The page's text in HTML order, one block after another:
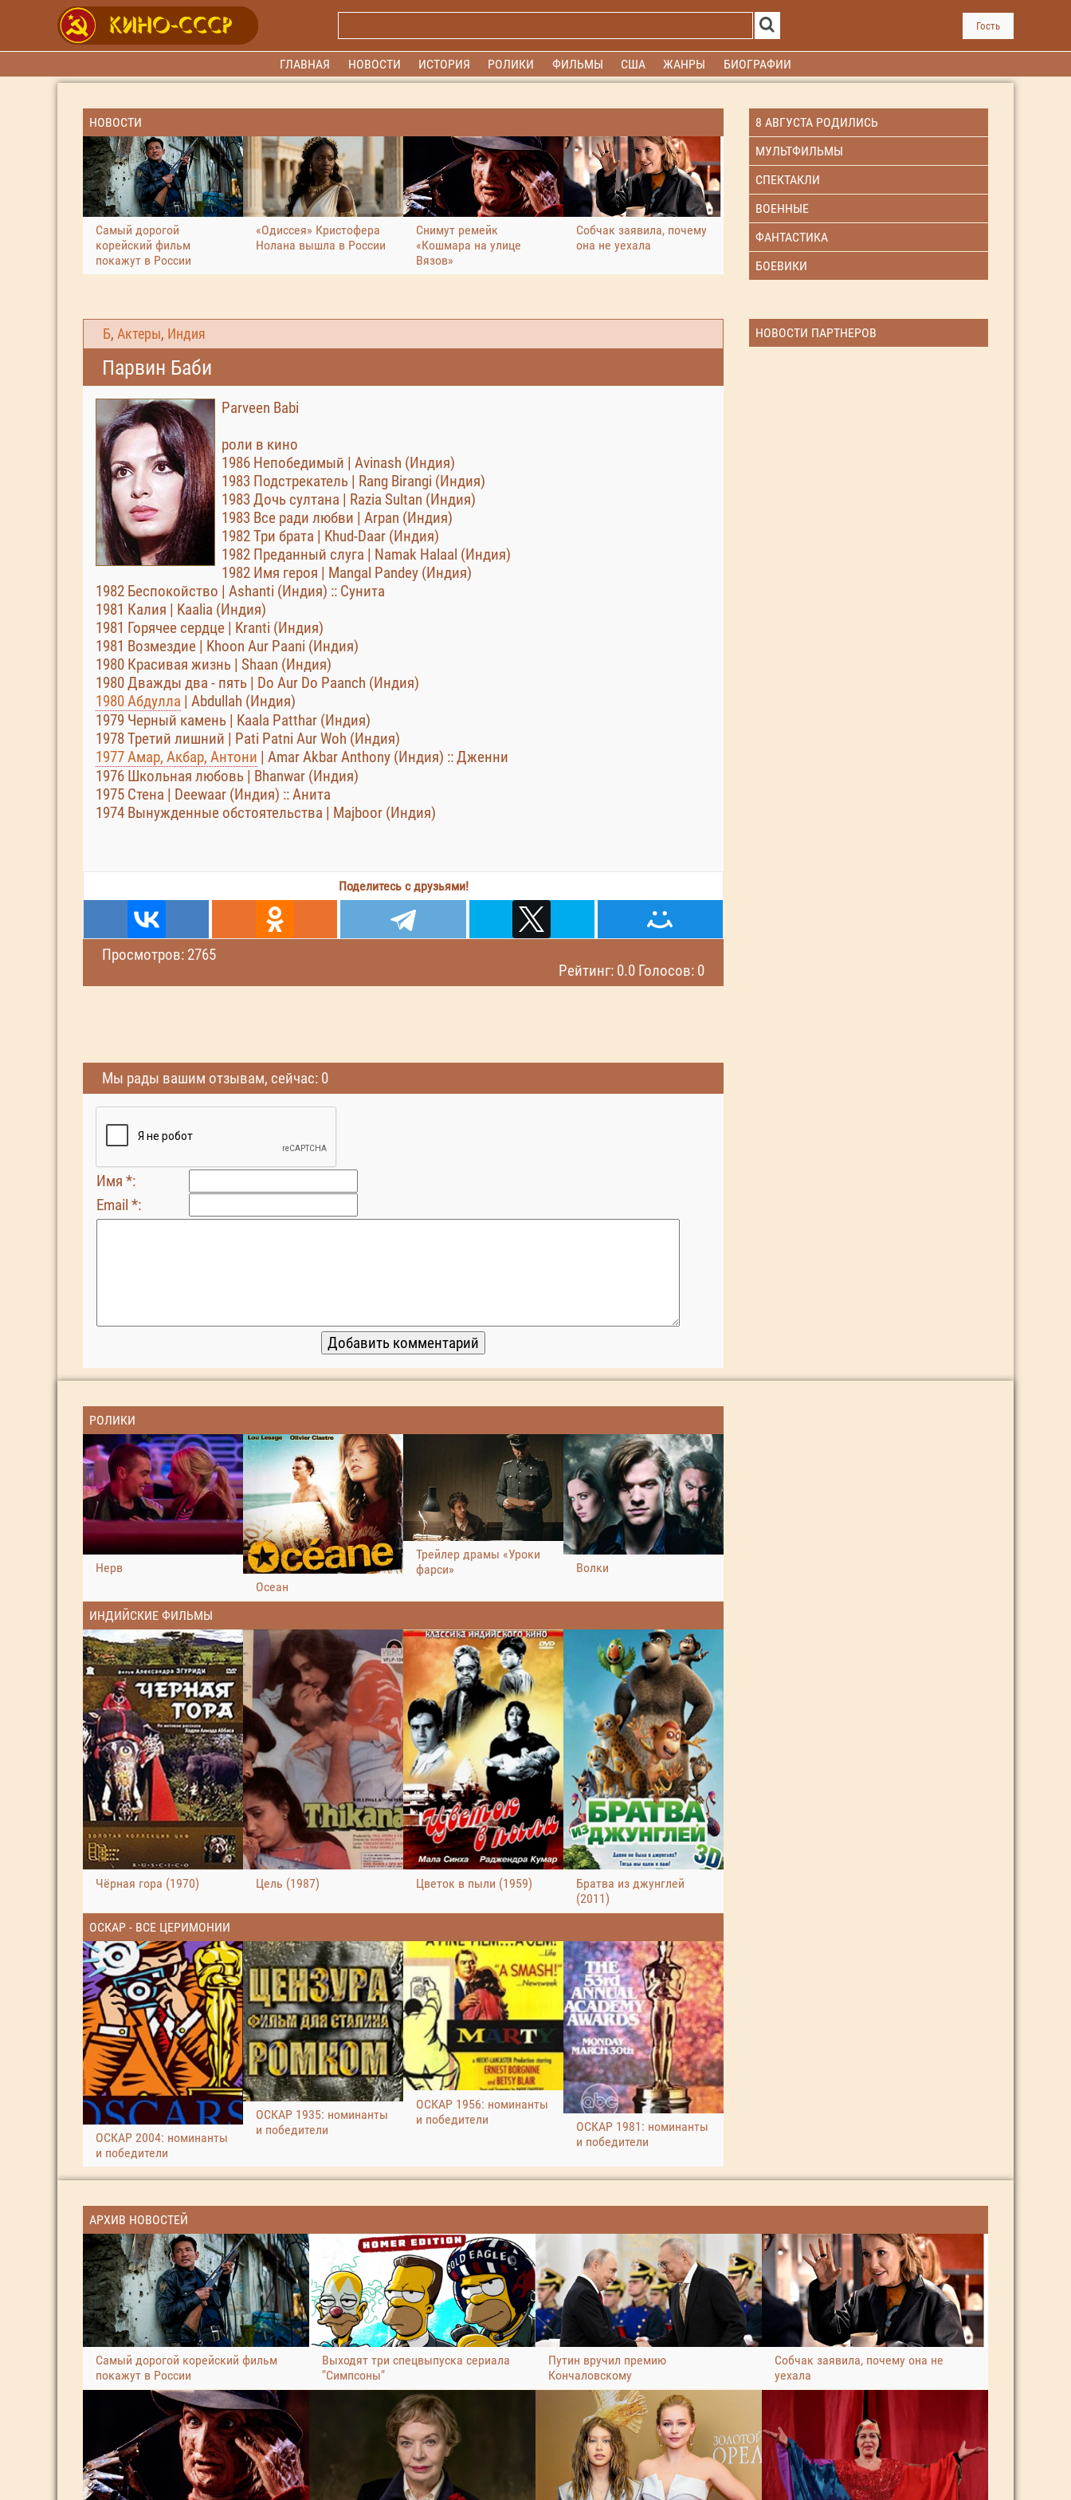
Гость
ГЛАВНАЯ НОВОСТИ ИСТОРИЯ РОЛИКИ ФИЛЬМЫ США ЖАНРЫ БИОГРАФИИ
НОВОСТИ
Самый дорогой
корейский фильм
покажут в России
«Одиссея» Кристофера
Нолана вышла в России
Снимут ремейк
«Кошмара на улице
Вязов»
Собчак заявила, почему
она не уехала
8 АВГУСТА РОДИЛИСЬ
МУЛЬТФИЛЬМЫ
СПЕКТАКЛИ
ВОЕННЫЕ
ФАНТАСТИКА
БОЕВИКИ
Б, Актеры, Индия
Парвин Баби
Parveen Babi
роли в кино
1986 Непобедимый | Avinash (Индия)
1983 Подстрекатель | Rang Birangi (Индия)
1983 Дочь султана | Razia Sultan (Индия)
1983 Все ради любви | Arpan (Индия)
1982 Три брата | Khud-Daar (Индия)
1982 Преданный слуга | Namak Halaal (Индия)
1982 Имя героя | Mangal Pandey (Индия)
1982 Беспокойство | Ashanti (Индия) :: Сунита
1981 Калия | Kaalia (Индия)
1981 Горячее сердце | Kranti (Индия)
1981 Возмездие | Khoon Aur Paani (Индия)
1980 Красивая жизнь | Shaan (Индия)
1980 Дважды два - пять | Do Aur Do Paanch (Индия)
1980 Абдулла | Abdullah (Индия)
1979 Черный камень | Kaala Patthar (Индия)
1978 Третий лишний | Pati Patni Aur Woh (Индия)
1977 Амар, Акбар, Антони | Amar Akbar Anthony (Индия) :: Дженни
1976 Школьная любовь | Bhanwar (Индия)
1975 Стена | Deewaar (Индия) :: Анита
1974 Вынужденные обстоятельства | Majboor (Индия)
Поделитесь с друзьями!
Просмотров: 2765
Рейтинг: 0.0 Голосов: 0
НОВОСТИ ПАРТНЕРОВ
Мы рады вашим отзывам, сейчас: 0
Имя *:
Email *:
РОЛИКИ
Нерв
Осеан
Трейлер драмы «Уроки
фарси»
Волки
ИНДИЙСКИЕ ФИЛЬМЫ
Чёрная гора (1970) Цель (1987) Цветок в пыли (1959)
Братва из джунглей
(2011)
ОСКАР - ВСЕ ЦЕРИМОНИИ
ОСКАР 2004: номинанты
и победители
ОСКАР 1935: номинанты
и победители
ОСКАР 1956: номинанты
и победители
ОСКАР 1981: номинанты
и победители
АРХИВ НОВОСТЕЙ
Самый дорогой корейский фильм
покажут в России
Выходят три спецвыпуска сериала
"Симпсоны"
Путин вручил премию
Кончаловскому
Собчак заявила, почему она не
уехала